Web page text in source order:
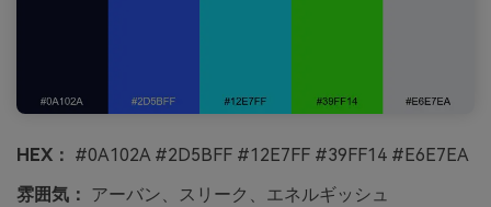
HEX： #0A102A #2D5BFF #12E7FF #39FF14 #E6E7EA
雰囲気： アーバン、スリーク、エネルギッシュ